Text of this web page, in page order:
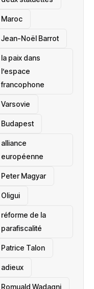
Maroc
Jean-Noël Barrot
la paix dans
l’espace
francophone
‎Varsovie
Budapest
alliance
européenne
Peter Magyar
Oligui
réforme de la
parafiscalité
Patrice Talon
adieux
Romuald Wadagni